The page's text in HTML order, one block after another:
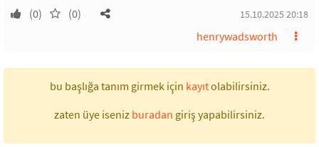
(0) (0) 15.10.2025 20:18
henrywadsworth
bu başlığa tanım girmek için kayıtolabilirsiniz.
zaten üye iseniz buradan giriş yapabilirsiniz.